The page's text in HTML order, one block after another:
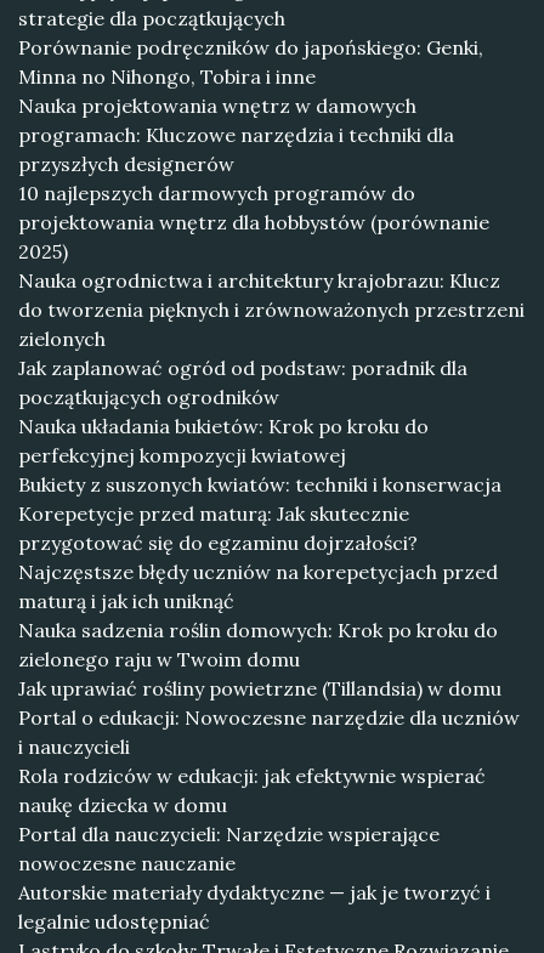
strategie dla początkujących
Porównanie podręczników do japońskiego: Genki,
Minna no Nihongo, Tobira i inne
Nauka projektowania wnętrz w damowych
programach: Kluczowe narzędzia i techniki dla
przyszłych designerów
10 najlepszych darmowych programów do
projektowania wnętrz dla hobbystów (porównanie
2025)
Nauka ogrodnictwa i architektury krajobrazu: Klucz
do tworzenia pięknych i zrównoważonych przestrzeni
zielonych
Jak zaplanować ogród od podstaw: poradnik dla
początkujących ogrodników
Nauka układania bukietów: Krok po kroku do
perfekcyjnej kompozycji kwiatowej
Bukiety z suszonych kwiatów: techniki i konserwacja
Korepetycje przed maturą: Jak skutecznie
przygotować się do egzaminu dojrzałości?
Najczęstsze błędy uczniów na korepetycjach przed
maturą i jak ich uniknąć
Nauka sadzenia roślin domowych: Krok po kroku do
zielonego raju w Twoim domu
Jak uprawiać rośliny powietrzne (Tillandsia) w domu
Portal o edukacji: Nowoczesne narzędzie dla uczniów
i nauczycieli
Rola rodziców w edukacji: jak efektywnie wspierać
naukę dziecka w domu
Portal dla nauczycieli: Narzędzie wspierające
nowoczesne nauczanie
Autorskie materiały dydaktyczne — jak je tworzyć i
legalnie udostępniać